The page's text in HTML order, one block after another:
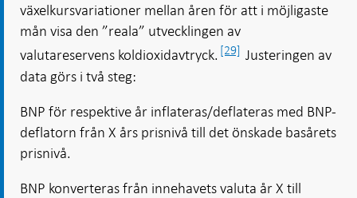
växelkursvariationer mellan åren för att i möjligaste
mån visa den ”reala” utvecklingen av
valutareservens koldioxidavtryck. [29] Justeringen av
data görs i två steg:
BNP för respektive år inflateras/deflateras med BNP-
deflatorn från X års prisnivå till det önskade basårets
prisnivå.
BNP konverteras från innehavets valuta år X till